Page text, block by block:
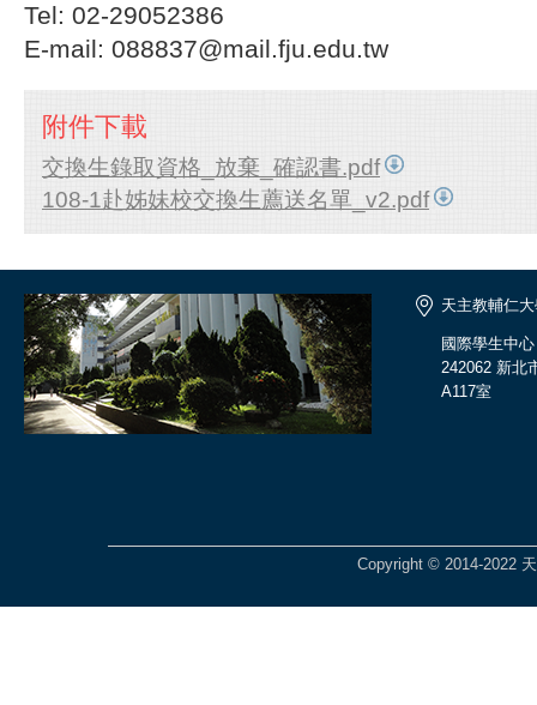
Tel: 02-29052386
E-mail: 088837@mail.fju.edu.tw
附件下載
交換生錄取資格_放棄_確認書.pdf
108-1赴姊妹校交換生薦送名單_v2.pdf
天主教輔仁
國際學生中心
242062 新北
A117室
Copyright © 2014-2022